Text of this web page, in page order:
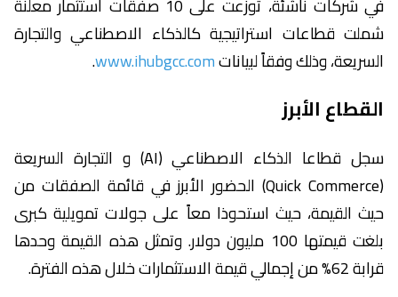
شملت قطاعات استراتيجية كالذكاء الاصطناعي والتجارة
السريعة، وذلك وفقاً لبياناتwww.ihubgcc.com
.
القطاع الأبرز
سجل قطاعا الذكاء الاصطناعي (AI) و التجارة السريعة
(Quick Commerce) الحضور الأبرز في قائمة الصفقات من
حيث القيمة، حيث استحوذا معاً على جولات تمويلية كبرى
بلغت قيمتها 100 مليون دولار. وتمثل هذه القيمة وحدها
قرابة 62% من إجمالي قيمة الاستثمارات خلال هذه الفترة.